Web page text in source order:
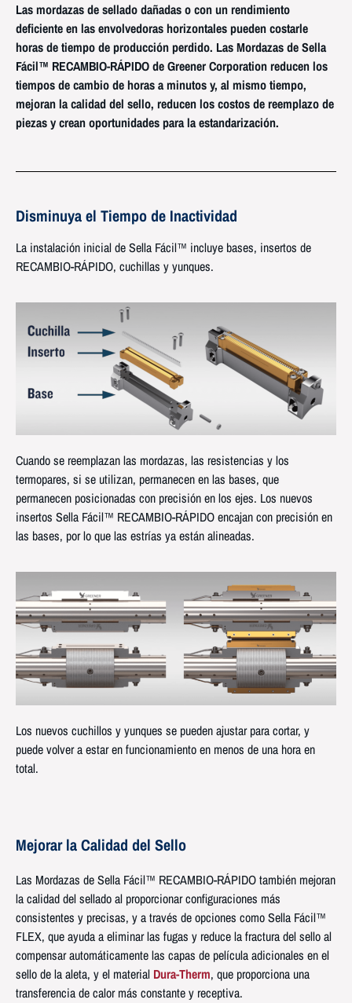
Las mordazas de sellado dañadas o con un rendimiento
deficiente en las envolvedoras horizontales pueden costarle
horas de tiempo de producción perdido. Las Mordazas de Sella
Fácil™ RECAMBIO-RÁPIDO de Greener Corporation reducen los
tiempos de cambio de horas a minutos y, al mismo tiempo,
mejoran la calidad del sello, reducen los costos de reemplazo de
piezas y crean oportunidades para la estandarización.
Disminuya el Tiempo de Inactividad
La instalación inicial de Sella Fácil™ incluye bases, insertos de
RECAMBIO-RÁPIDO, cuchillas y yunques.
Cuando se reemplazan las mordazas, las resistencias y los
termopares, si se utilizan, permanecen en las bases, que
permanecen posicionadas con precisión en los ejes. Los nuevos
insertos Sella Fácil™ RECAMBIO-RÁPIDO encajan con precisión en
las bases, por lo que las estrías ya están alineadas.
Los nuevos cuchillos y yunques se pueden ajustar para cortar, y
puede volver a estar en funcionamiento en menos de una hora en
total.
Mejorar la Calidad del Sello
Las Mordazas de Sella Fácil™ RECAMBIO-RÁPIDO también mejoran
la calidad del sellado al proporcionar configuraciones más
consistentes y precisas, y a través de opciones como Sella Fácil™
FLEX, que ayuda a eliminar las fugas y reduce la fractura del sello al
compensar automáticamente las capas de película adicionales en el
sello de la aleta, y el material Dura-Therm, que proporciona una
transferencia de calor más constante y receptiva.